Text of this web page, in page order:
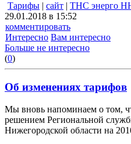
Тарифы | сайт | ТНС энерго
29.01.2018 в 15:52
комментировать
Интересно Вам интересно
Больше не интересно
(0)
Об изменениях тарифов
Мы вновь напоминаем о том,
решением Региональной
Нижегородской области на